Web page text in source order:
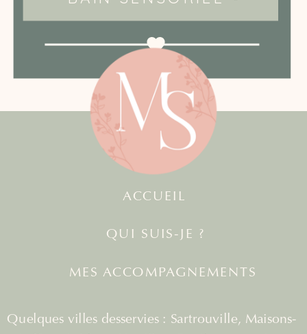
MES ACCOMPAGNEMENTS
QUI SUIS-JE ?
ACCUEIL
Quelques villes desservies : Sartrouville, Maisons-